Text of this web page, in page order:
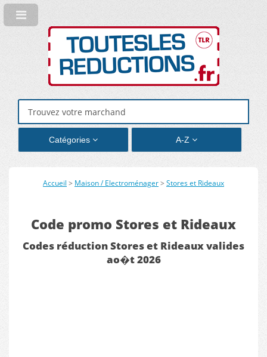
Catégories A-Z
Accueil > Maison / Electroménager> Stores et Rideaux
Code promo Stores et Rideaux
Codes réduction Stores et Rideaux valides
ao�t 2026